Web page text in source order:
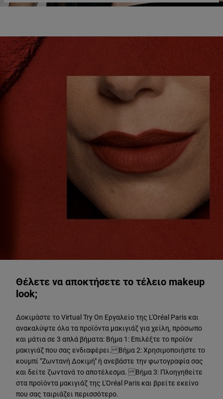
Θέλετε να αποκτήσετε το τέλειο makeup
look;
Δοκιμάστε το Virtual Try On Εργαλείο της L'Oréal Paris και
ανακαλύψτε όλα τα προϊόντα μακιγιάζ για χείλη, πρόσωπο
και μάτια σε 3 απλά βήματα: Βήμα 1: Επιλέξτε το προϊόν
μακιγιάζ που σας ενδιαφέρει. Βήμα 2: Χρησιμοποιήστε το
κουμπί "Ζωντανή Δοκιμή" ή ανεβάστε την φωτογραφία σας
και δείτε ζωντανά το αποτέλεσμα. Βήμα 3: Πλοηγηθείτε
στα προϊόντα μακιγιάζ της L'Oréal Paris και βρείτε εκείνο
που σας ταιριάζει περισσότερο.